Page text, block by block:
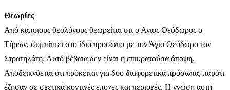
Θεωρίες
Από κάποιους θεολόγους θεωρείται οτι ο Αγιος Θεόδωρος ο
Τήρων, συμπίπτει στο ίδιο προσωπο με τον Άγιο Θεόδωρο τον
Στρατηλάτη. Αυτό βέβαια δεν είναι η επικρατούσα άποψη.
Αποδεικνύεται οτι πρόκειται για δυο διαφορετικά πρόσωπα, παρότι
έζησαν σε σχετικά κοντινές εποχες και περιοχές. Η γνώση αυτή